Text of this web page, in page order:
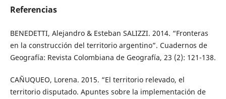
Referencias
BENEDETTI, Alejandro & Esteban SALIZZI. 2014. “Fronteras
en la construcción del territorio argentino”. Cuadernos de
Geografía: Revista Colombiana de Geografía, 23 (2): 121-138.
CAÑUQUEO, Lorena. 2015. “El territorio relevado, el
territorio disputado. Apuntes sobre la implementación de